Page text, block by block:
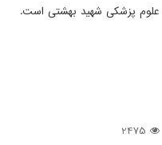
علوم پزشکی شهید بهشتی است.
2475